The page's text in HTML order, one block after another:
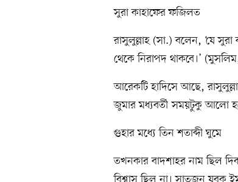
সুরা কাহাফের ফজিলত
রাসুলুল্লাহ (সা.) বলেন, ‘যে
থেকে নিরাপদ থাকবে।’
আরেকটি হাদিসে আছে,
জুমার মধ্যবর্তী সময়টুকু আলো
গুহার মধ্যে তিন শতাব্দী ঘুমে
তখনকার বাদশাহর নাম ছিল